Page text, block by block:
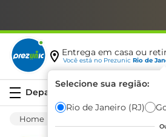
Entrega em casa ou
Você está no Prezunic Rio de
Selecione sua região:
Rio de Janeiro (RJ)